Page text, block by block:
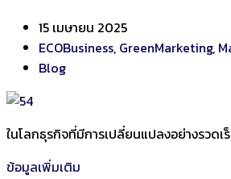
15 เมษายน 2025
ECOBusiness, GreenMarketing,
Blog
ในโลกธุรกิจที่มีการเปลี่ยนแปลงอย่างรวด
ข้อมูลเพิ่มเติม